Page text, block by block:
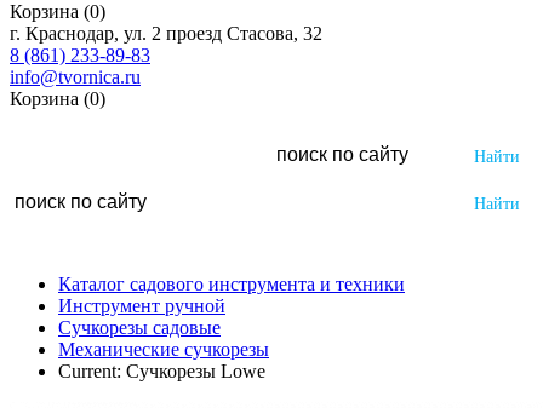
Корзина (0)
г. Краснодар, ул. 2 проезд Стасова, 32
8 (861) 233-89-83
info@tvornica.ru
Корзина (0)
Каталог садового инструмента и техники
Инструмент ручной
Сучкорезы садовые
Механические сучкорезы
Current: Сучкорезы Lowe